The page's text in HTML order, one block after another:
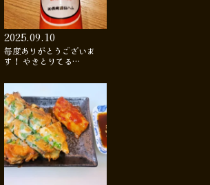
2025.09.10
毎度ありがとうございま
す！ やきとりてる…